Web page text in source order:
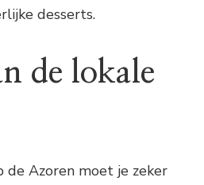
desserts.
de lokale
de Azoren moet je zeker